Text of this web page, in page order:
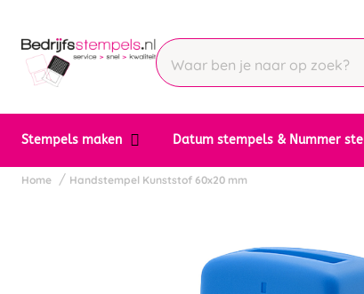
Stempels maken Datum stempels & Nummer
Home Handstempel Kunststof 60x20 mm